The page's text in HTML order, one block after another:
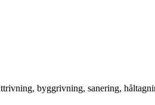
byggrivning, sanering,